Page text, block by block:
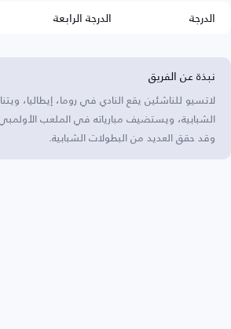
الدرجة
الدرجة الرابعة
نبذة عن الفريق
لاتسيو للناشئين يقع النادي في روما، إيطاليا،
وقد حقق العديد من البطولات الشبابية.